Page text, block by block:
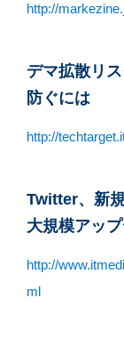
http://
デマ拡散リ
防ぐには
http://
Twitter、新
大規模アップ
http://
ml